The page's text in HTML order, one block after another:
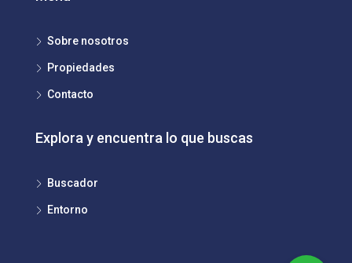
Sobre nosotros
Propiedades
Contacto
Explora y encuentra lo que buscas
Buscador
Entorno